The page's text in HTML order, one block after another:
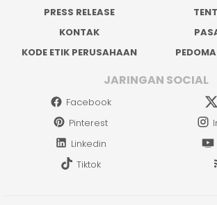
PRESS RELEASE
KONTAK
KODE ETIK PERUSAHAAN
JARINGAN SOCIAL
Facebook
Pinterest
Linkedin
Tiktok